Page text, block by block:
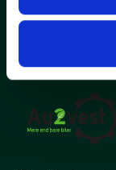
Tænd lyset